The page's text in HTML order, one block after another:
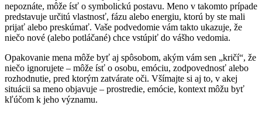
nepoznáte, môže ísť o symbolickú postavu. Meno v takomto prípade
predstavuje určitú vlastnosť, fázu alebo energiu, ktorú by ste mali
prijať alebo preskúmať. Vaše podvedomie vám takto ukazuje, že
niečo nové (alebo potláčané) chce vstúpiť do vášho vedomia.
Opakovanie mena môže byť aj spôsobom, akým vám sen „kričí“, že
niečo ignorujete – môže ísť o osobu, emóciu, zodpovednosť alebo
rozhodnutie, pred ktorým zatvárate oči. Všímajte si aj to, v akej
situácii sa meno objavuje – prostredie, emócie, kontext môžu byť
kľúčom k jeho významu.